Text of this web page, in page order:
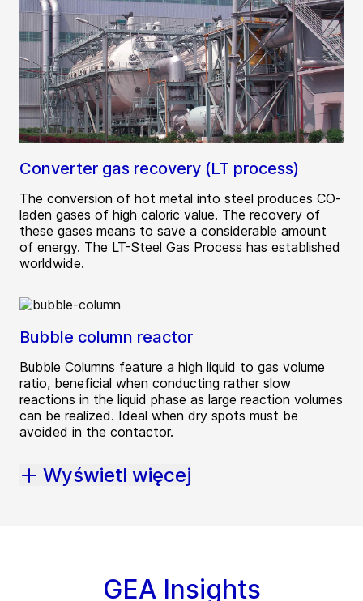
Converter gas recovery (LT process)
The conversion of hot metal into steel produces CO-
laden gases of high caloric value. The recovery of
these gases means to save a considerable amount
of energy. The LT-Steel Gas Process has established
worldwide.
Bubble column reactor
Bubble Columns feature a high liquid to gas volume
ratio, beneficial when conducting rather slow
reactions in the liquid phase as large reaction volumes
can be realized. Ideal when dry spots must be
avoided in the contactor.
Wyświetl więcej
GEA Insights